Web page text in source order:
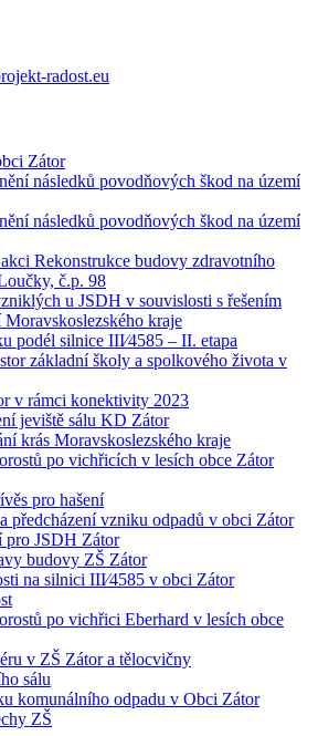
radost.eu
Zátor
následků povodňových škod na území
následků povodňových škod na území
Rekonstrukce budovy zdravotního
č.p. 98
u JSDH v souvislosti s řešením
kraje
podél silnice III⁄4585 – II. etapa
základní školy a spolkového života v
v rámci konektivity 2023
jeviště sálu KD Zátor
krás Moravskoslezského kraje
po vichřicích v lesích obce Zátor
pro hašení
předcházení vzniku odpadů v obci Zátor
pro JSDH Zátor
budovy ZŠ Zátor
na silnici III⁄4585 v obci Zátor
po vichřici Eberhard v lesích obce
v ZŠ Zátor a tělocvičny
sálu
komunálního odpadu v Obci Zátor
ZŠ